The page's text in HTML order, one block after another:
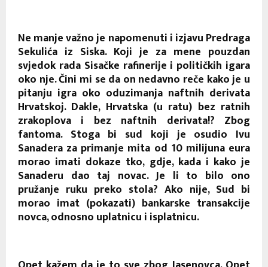
Ne manje važno je napomenuti i izjavu Predraga
Sekulića iz Siska. Koji je za mene pouzdan
svjedok rada Sisačke rafinerije i političkih igara
oko nje. Čini mi se da on nedavno reče kako je u
pitanju igra oko oduzimanja naftnih derivata
Hrvatskoj. Dakle, Hrvatska (u ratu) bez ratnih
zrakoplova i bez naftnih derivata!? Zbog
fantoma. Stoga bi sud koji je osudio Ivu
Sanadera za primanje mita od 10 milijuna eura
morao imati dokaze tko, gdje, kada i kako je
Sanaderu dao taj novac. Je li to bilo ono
pružanje ruku preko stola? Ako nije, Sud bi
morao imat (pokazati) bankarske transakcije
novca, odnosno uplatnicu i isplatnicu.